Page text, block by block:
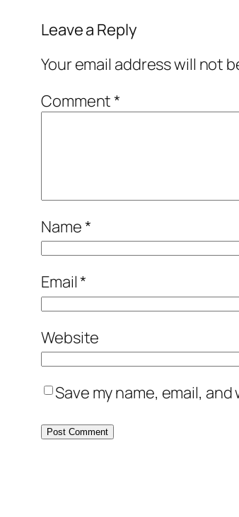
Leave a Reply
Your email address will not
Comment*
Name*
Email*
Website
Save my name, email,